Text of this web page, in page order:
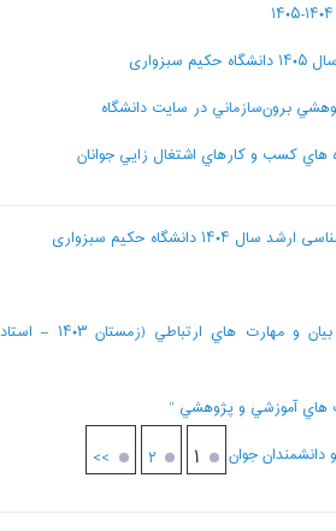
برون‌سازماني در سايت دانشگاه
هاي کسب و کارهاي اشتغال زايي جوانان
دانشگاه حکیم سبزواری
برگزاري کارگاه آموزشي فن بيان و مهارت هاي ارتباطي (زمستان ۱۴۰۳ – استاد
هاي آموزشي و پژوهشي “
دانشمندان جوان
۱ ۲ >>